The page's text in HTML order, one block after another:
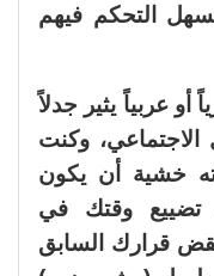
التحكم فيهم
أو عربياً يثير جدلاً
الاجتماعي، وكنت
خشية أن يكون
وقتك في
قرارك السابق